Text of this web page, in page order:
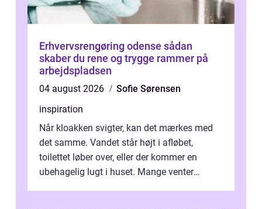
Erhvervsrengøring odense sådan
skaber du rene og trygge rammer på
arbejdspladsen
04 august 2026
Sofie Sørensen
inspiration
Når kloakken svigter, kan det mærkes med
det samme. Vandet står højt i afløbet,
toilettet løber over, eller der kommer en
ubehagelig lugt i huset. Mange venter